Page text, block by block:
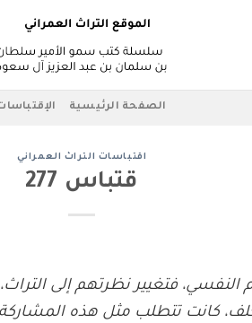
الصفحة الرئيسية
اقتباسات التراث العمراني
قتباس 277
فتغيير نظرتهم إلى
كانت تتطلب مثل هذه